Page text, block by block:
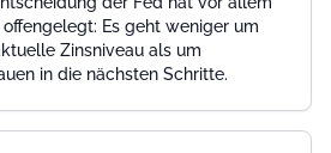
offengelegt: Es geht weniger um
Zinsniveau als um
in die nächsten Schritte.